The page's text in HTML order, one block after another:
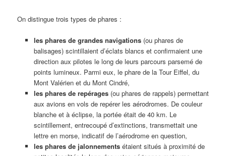
On distingue trois types de phares :
les phares de grandes navigations(ou phares de
balisages) scintillaient d’éclats blancs et confirmaient une
direction aux pilotes le long de leurs parcours parsemé de
points lumineux. Parmi eux, le phare de la Tour Eiffel, du
Mont Valérien et du Mont Cindré,
les phares de repérages(ou phares de rappels) permettant
aux avions en vols de repérer les aérodromes. De couleur
blanche et à éclipse, la portée était de 40 km. Le
scintillement, entrecoupé d’extinctions, transmettait une
lettre en morse, indicatif de l’aérodrome en question,
les phares de jalonnementsétaient situés à proximité de